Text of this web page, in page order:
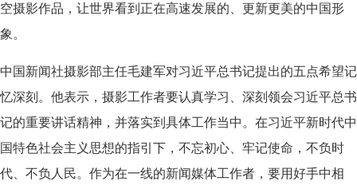
空摄影作品，让世界看到正在高速发展的、更新更美的中国形
象。
中国新闻社摄影部主任毛建军对习近平总书记提出的五点希望记
忆深刻。他表示，摄影工作者要认真学习、深刻领会习近平总书
记的重要讲话精神，并落实到具体工作当中。在习近平新时代中
国特色社会主义思想的指引下，不忘初心、牢记使命，不负时
代、不负人民。作为在一线的新闻媒体工作者，要用好手中相